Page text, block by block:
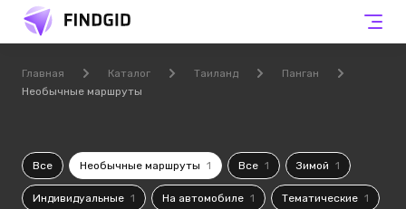
Главная Каталог Таиланд
Панган
Необычные маршруты
Все Необычные маршруты 1 Все 1 Зимой 1
Индивидуальные 1 На автомобиле 1 Тематические 1